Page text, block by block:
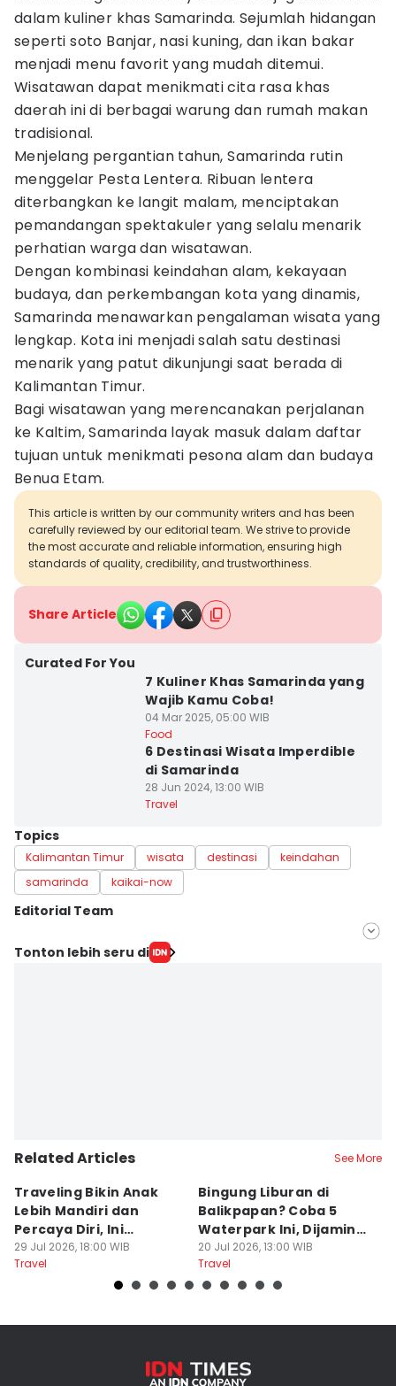
dalam kuliner khas Samarinda. Sejumlah hidangan
seperti soto Banjar, nasi kuning, dan ikan bakar
menjadi menu favorit yang mudah ditemui.
Wisatawan dapat menikmati cita rasa khas
daerah ini di berbagai warung dan rumah makan
tradisional.
Menjelang pergantian tahun, Samarinda rutin
menggelar Pesta Lentera. Ribuan lentera
diterbangkan ke langit malam, menciptakan
pemandangan spektakuler yang selalu menarik
perhatian warga dan wisatawan.
Dengan kombinasi keindahan alam, kekayaan
budaya, dan perkembangan kota yang dinamis,
Samarinda menawarkan pengalaman wisata yang
lengkap. Kota ini menjadi salah satu destinasi
menarik yang patut dikunjungi saat berada di
Kalimantan Timur.
Bagi wisatawan yang merencanakan perjalanan
ke Kaltim, Samarinda layak masuk dalam daftar
tujuan untuk menikmati pesona alam dan budaya
Benua Etam.
This article is written by our community writers and has been
carefully reviewed by our editorial team. We strive to provide
the most accurate and reliable information, ensuring high
standards of quality, credibility, and trustworthiness.
Share Article
Curated For You
7 Kuliner Khas Samarinda yang
Wajib Kamu Coba!
04 Mar 2025, 05:00 WIB
Food
6 Destinasi Wisata Imperdible
di Samarinda
28 Jun 2024, 13:00 WIB
Travel
Topics
Kalimantan Timur wisata destinasi
keindahan
samarinda
kaikai-now
Editorial Team
Editor
Tonton lebih seru di
Related Articles See More
Traveling Bikin Anak
Lebih Mandiri dan
Percaya Diri, Ini
Penjelasan Psikolog
29 Jul 2026, 18:00 WIB
Travel
Bingung Liburan di
Balikpapan? Coba 5
Waterpark Ini, Dijamin
Bikin Betah
20 Jul 2026, 13:00 WIB
Travel